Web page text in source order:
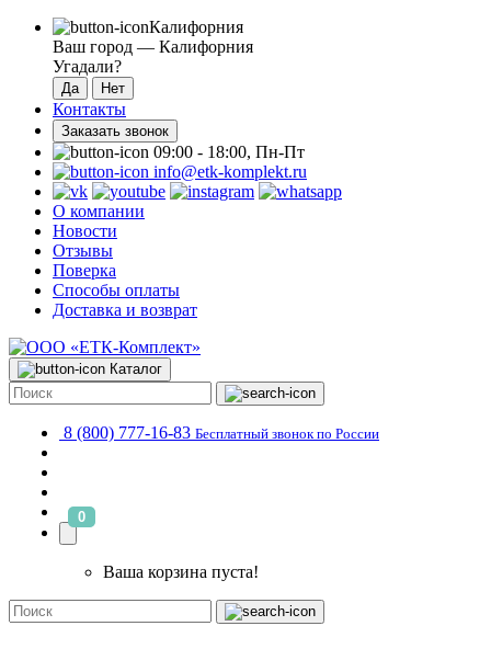
Калифорния
Ваш город — Калифорния
Угадали?
Контакты
Заказать звонок
09:00 - 18:00, Пн-Пт
info@etk-komplekt.ru
О компании
Новости
Отзывы
Поверка
Способы оплаты
Доставка и возврат
Каталог
8 (800) 777-16-83 Бесплатный звонок по России
0
Ваша корзина пуста!